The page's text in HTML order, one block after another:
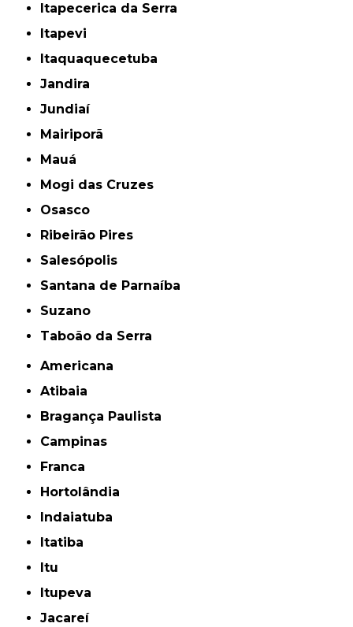
Itapecerica da Serra
Itapevi
Itaquaquecetuba
Jandira
Jundiaí
Mairiporã
Mauá
Mogi das Cruzes
Osasco
Ribeirão Pires
Salesópolis
Santana de Parnaíba
Suzano
Taboão da Serra
Americana
Atibaia
Bragança Paulista
Campinas
Franca
Hortolândia
Indaiatuba
Itatiba
Itu
Itupeva
Jacareí